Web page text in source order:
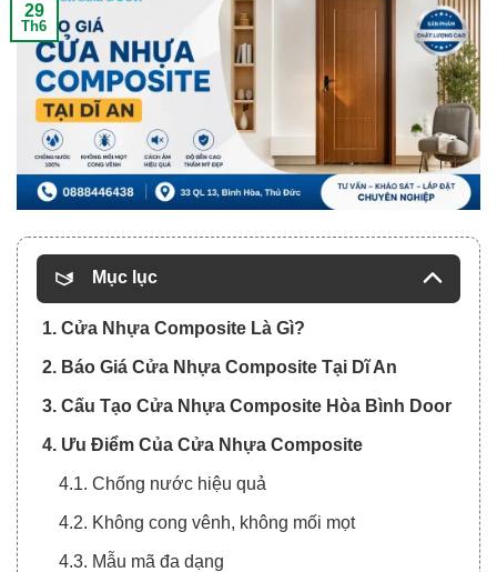
29
Th6
Mục lục
1. Cửa Nhựa Composite Là Gì?
2. Báo Giá Cửa Nhựa Composite Tại Dĩ An
3. Cấu Tạo Cửa Nhựa Composite Hòa Bình Door
4. Ưu Điểm Của Cửa Nhựa Composite
4.1. Chống nước hiệu quả
4.2. Không cong vênh, không mối mọt
4.3. Mẫu mã đa dạng